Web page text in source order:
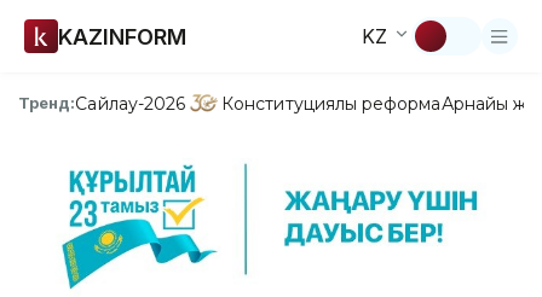
KAZINFORM KZ
Тренд:Сайлау-2026 Конституциялық реформаАрнайы